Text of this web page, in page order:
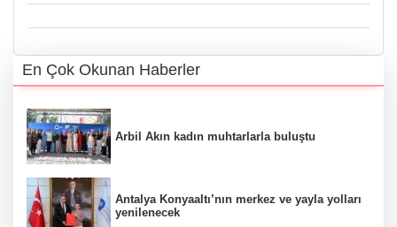
En Çok Okunan Haberler
Arbil Akın kadın muhtarlarla buluştu
Antalya Konyaaltı’nın merkez ve yayla yolları
yenilenecek